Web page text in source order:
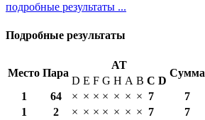
подробные результаты ...
Подробные результаты
Место Пара
AT
Сумма
D E F G H A B С D
1
64 × × × × × × × 7
7
1
2 × × × × × × × 7
7